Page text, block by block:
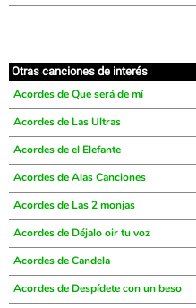
Otras canciones de interés
Acordes de Que será de mí
Acordes de Las Ultras
Acordes de el Elefante
Acordes de Alas Canciones
Acordes de Las 2 monjas
Acordes de Déjalo oir tu voz
Acordes de Candela
Acordes de Despídete con un beso